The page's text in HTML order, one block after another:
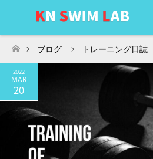
ホーム
ブログ トレーニング日誌
2022
MAR
20